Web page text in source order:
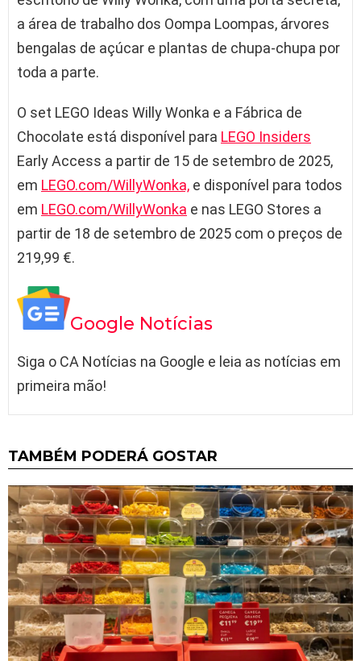
a área de trabalho dos Oompa Loompas, árvores
bengalas de açúcar e plantas de chupa-chupa por
toda a parte.
O set LEGO Ideas Willy Wonka e a Fábrica de
Chocolate está disponível para LEGO Insiders
Early Access a partir de 15 de setembro de 2025,
em LEGO.com/WillyWonka, e disponível para todos
em LEGO.com/WillyWonka e nas LEGO Stores a
partir de 18 de setembro de 2025 com o preços de
219,99 €.
Google Notícias
Siga o CA Notícias na Google e leia as notícias em
primeira mão!
TAMBÉM PODERÁ GOSTAR